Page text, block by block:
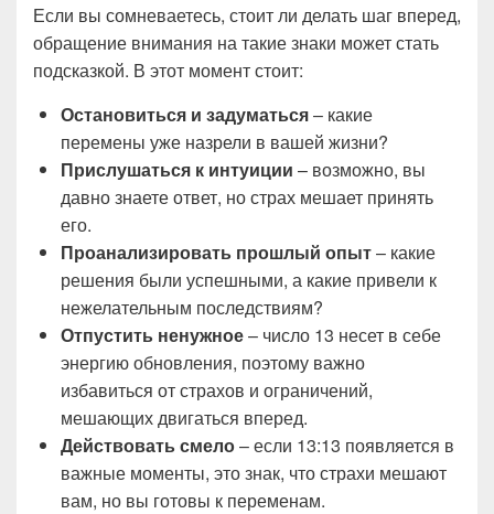
Если вы сомневаетесь, стоит ли делать шаг вперед,
обращение внимания на такие знаки может стать
подсказкой. В этот момент стоит:
Остановиться и задуматься– какие
перемены уже назрели в вашей жизни?
Прислушаться к интуиции – возможно, вы
давно знаете ответ, но страх мешает принять
его.
Проанализировать прошлый опыт– какие
решения были успешными, а какие привели к
нежелательным последствиям?
Отпустить ненужное– число 13 несет в себе
энергию обновления, поэтому важно
избавиться от страхов и ограничений,
мешающих двигаться вперед.
Действовать смело– если 13:13 появляется в
важные моменты, это знак, что страхи мешают
вам, но вы готовы к переменам.